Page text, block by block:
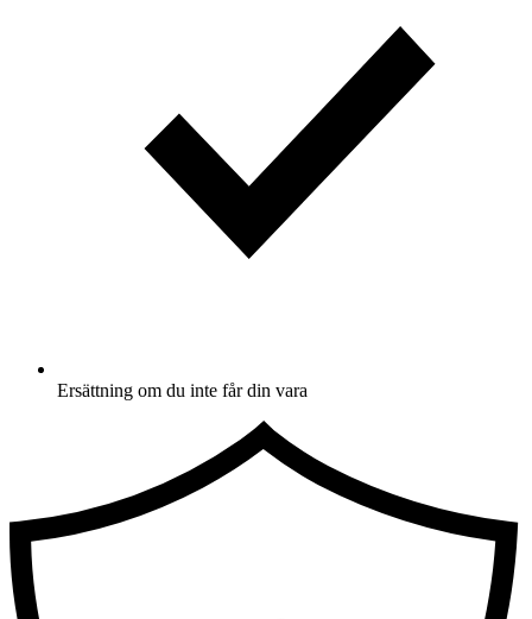
Ersättning om du inte får din vara